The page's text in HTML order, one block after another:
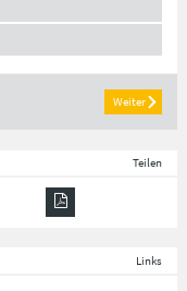
Weiter
Teilen
Links